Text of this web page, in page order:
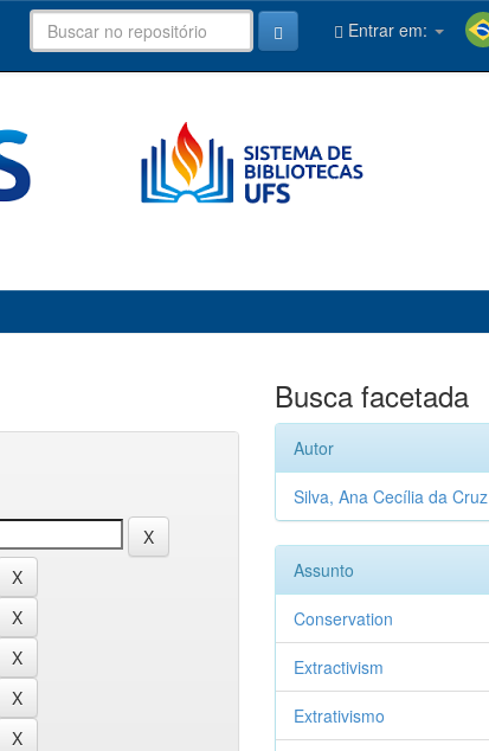
Entrar em:
Busca facetada
Autor
Silva, Ana Cecília da Cruz
Assunto
Conservation
Extractivism
Extrativismo